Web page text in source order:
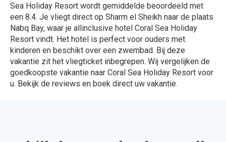
Sea Holiday Resort wordt gemiddelde beoordeeld met
een 8.4. Je vliegt direct op Sharm el Sheikh naar de plaats
Nabq Bay, waar je allinclusive hotel Coral Sea Holiday
Resort vindt. Het hotel is perfect voor ouders met
kinderen en beschikt over een zwembad. Bij deze
vakantie zit het vliegticket inbegrepen. Wij vergelijken de
goedkoopste vakantie naar Coral Sea Holiday Resort voor
u. Bekijk de reviews en boek direct uw vakantie.